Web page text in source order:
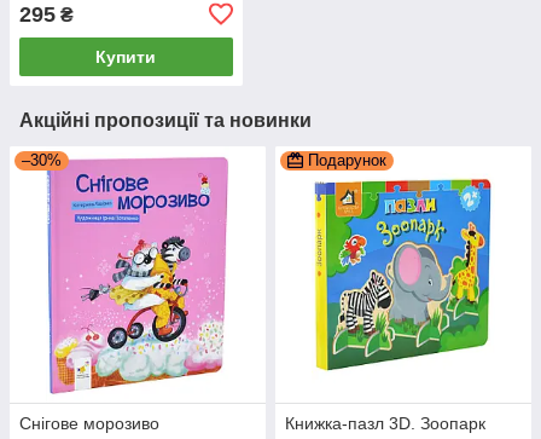
295 ₴
Купити
Акційні пропозиції та новинки
–30%
Снігове морозиво
Подарунок
Книжка-пазл 3D. Зоопарк